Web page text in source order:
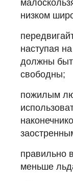
низком
наступая
должны
свободны;
пожилым
правильно
меньше